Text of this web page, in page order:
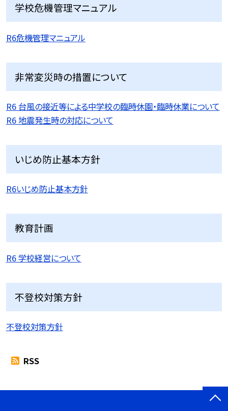
学校危機管理マニュアル
R6危機管理マニュアル
非常変災時の措置について
R6 台風の接近等による中学校の臨時休園・臨時休業について
R6 地震発生時の対応について
いじめ防止基本方針
R6いじめ防止基本方針
教育計画
R6 学校経営について
不登校対策方針
不登校対策方針
RSS